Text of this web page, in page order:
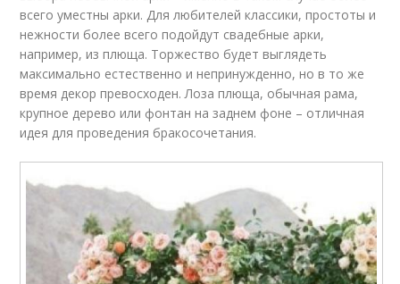
всего уместны арки. Для любителей классики, простоты и
нежности более всего подойдут свадебные арки,
например, из плюща. Торжество будет выглядеть
максимально естественно и непринужденно, но в то же
время декор превосходен. Лоза плюща, обычная рама,
крупное дерево или фонтан на заднем фоне – отличная
идея для проведения бракосочетания.